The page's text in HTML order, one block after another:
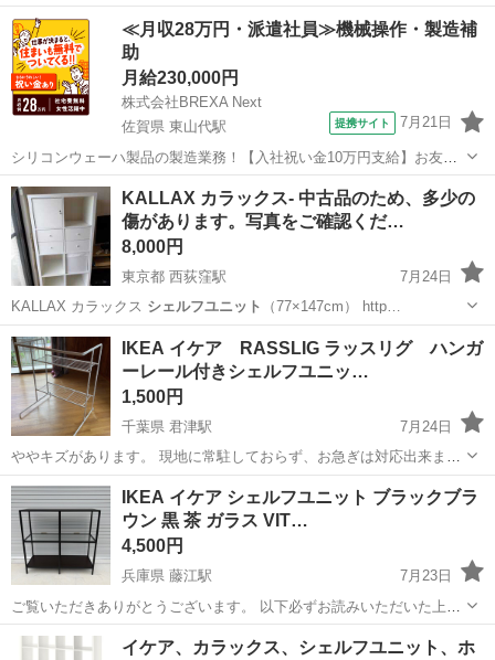
目の写真の通り、小傷ありますが、それ以外は比較的綺麗な状態だと
思います。 在庫は2個あります。 まとめ買いの方を優先します。 値段
は1個あた...
東京 板橋区 新板橋駅 収納家具
≪月収28万円・派遣社員≫機械操作・製造補
助
月給230,000円
株式会社BREXA Next
佐賀県 東山代駅
提携サイト 7月21日
シリコンウェーハ製品の製造業務！【入社祝い金10万円支給】お友達
やカップルとの応募OK◎年間休日129日＆休出なしでプライベート充
実♪業務はクリーンルームで快適作業◎自社正社員登用制度あり★1食
300円～の格安食堂あり！《佐...
佐賀 伊万里市 その他
KALLAX カラックス- 中古品のため、多少の
傷があります。写真をご確認くだ…
8,000円
東京都 西荻窪駅
7月24日
KALLAX カラックス シェルフユニット （77×147cm） http…
東京 杉並区 西荻窪駅
IKEA イケア RASSLIG ラッスリグ ハンガ
ーレール付きシェルフユニッ…
1,500円
千葉県 君津駅
7月24日
ややキズがあります。 現地に常駐しておらず、お急ぎは対応出来ませ
ん。 次は7/24から−26日昼ごろと8月8日に現地におります。その他の
お日にちはお尋ねください。 君津駅徒歩数分程の戸建です。 8/9に大
網に運ぶ...
千葉 君津市 君津駅
IKEA イケア シェルフユニット ブラックブラ
ウン 黒 茶 ガラス VIT…
4,500円
兵庫県 藤江駅
7月23日
ご覧いただきありがとうございます。 以下必ずお読みいただいた上で
ご検討ください。 ---------------------------------------- 【商品の説明】 メーカ
ー：IKEA 【商品の状態】 ...
兵庫 明石市 収納家具
イケア、カラックス、シェルフユニット、ホ